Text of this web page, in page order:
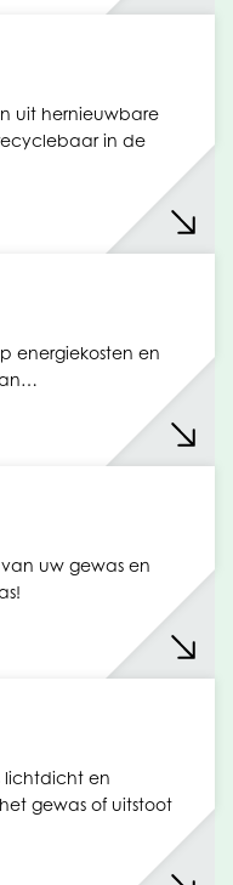
uit hernieuwbare
in de
energiekosten en
uw gewas en
lichtdicht en
gewas of uitstoot